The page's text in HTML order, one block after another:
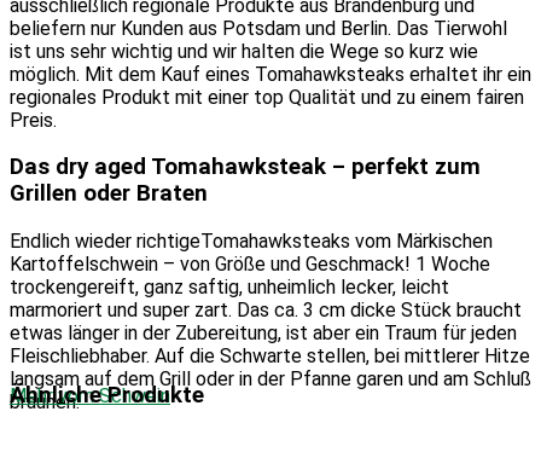
ausschließlich regionale Produkte aus Brandenburg und
beliefern nur Kunden aus Potsdam und Berlin. Das Tierwohl
ist uns sehr wichtig und wir halten die Wege so kurz wie
möglich. Mit dem Kauf eines Tomahawksteaks erhaltet ihr ein
regionales Produkt mit einer top Qualität und zu einem fairen
Preis.
Das dry aged Tomahawksteak – perfekt zum
Grillen oder Braten
Endlich wieder richtigeTomahawksteaks vom Märkischen
Kartoffelschwein – von Größe und Geschmack! 1 Woche
trockengereift, ganz saftig, unheimlich lecker, leicht
marmoriert und super zart. Das ca. 3 cm dicke Stück braucht
etwas länger in der Zubereitung, ist aber ein Traum für jeden
Fleischliebhaber. Auf die Schwarte stellen, bei mittlerer Hitze
langsam auf dem Grill oder in der Pfanne garen und am Schluß
bräunen.
Mehr vom Schwein
Ähnliche Produkte